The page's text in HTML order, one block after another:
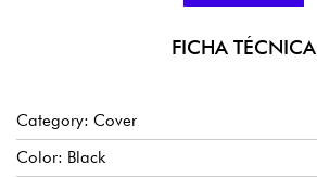
FICHA TÉCNICA
Category: Cover
Color: Black